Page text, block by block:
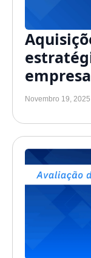
Novembro 19, 2025